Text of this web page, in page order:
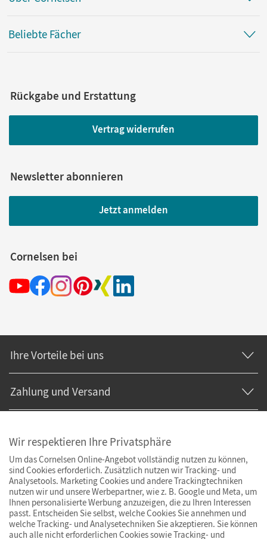
Beliebte Fächer
Rückgabe und Erstattung
Vertrag widerrufen
Newsletter abonnieren
Jetzt anmelden
Cornelsen bei
Ihre Vorteile bei uns
Zahlung und Versand
Wir respektieren Ihre Privatsphäre
Um das Cornelsen Online-Angebot vollständig nutzen zu können,
sind Cookies erforderlich. Zusätzlich nutzen wir Tracking- und
Analysetools. Marketing Cookies und andere Trackingtechniken
nutzen wir und unsere Werbepartner, wie z. B. Google und Meta, um
Ihnen personalisierte Werbung anzuzeigen, die zu Ihren Interessen
passt. Entscheiden Sie selbst, welche Cookies Sie annehmen und
welche Tracking- und Analysetechniken Sie akzeptieren. Sie können
auch alle nicht erforderlichen Cookies sowie Tracking- und